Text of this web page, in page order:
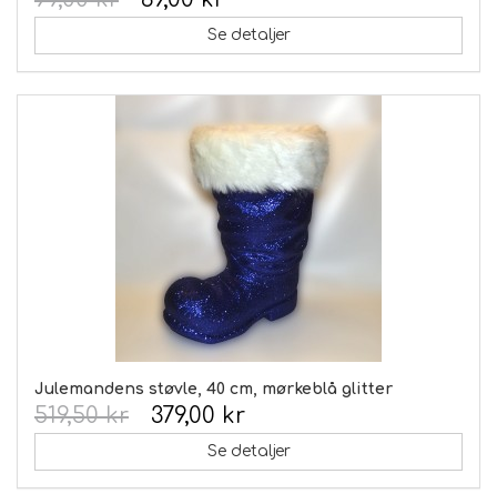
Se detaljer
Julemandens støvle, 40 cm, mørkeblå glitter
379,00 kr
519,50 kr
Se detaljer